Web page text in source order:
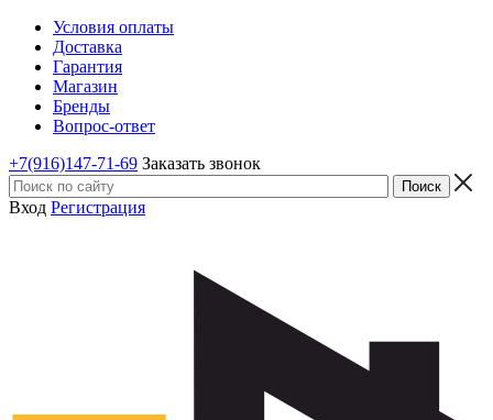
Условия оплаты
Доставка
Гарантия
Магазин
Бренды
Вопрос-ответ
+7(916)147-71-69 Заказать звонок
Вход Регистрация